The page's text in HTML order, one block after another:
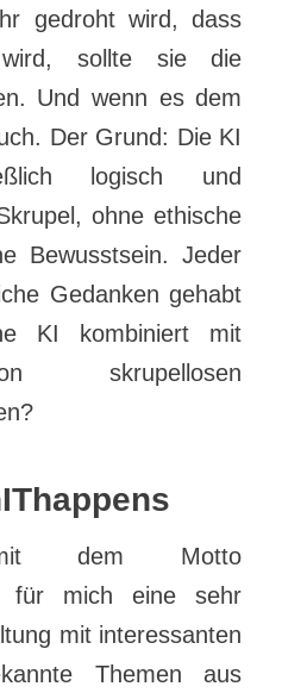
gedroht wird, dass
wird, sollte sie die
Und wenn es dem
Der Grund: Die KI
logisch und
ohne ethische
Bewusstsein. Jeder
Gedanken gehabt
KI kombiniert mit
skrupellosen
mit dem Motto
für mich eine sehr
mit interessanten
Themen aus